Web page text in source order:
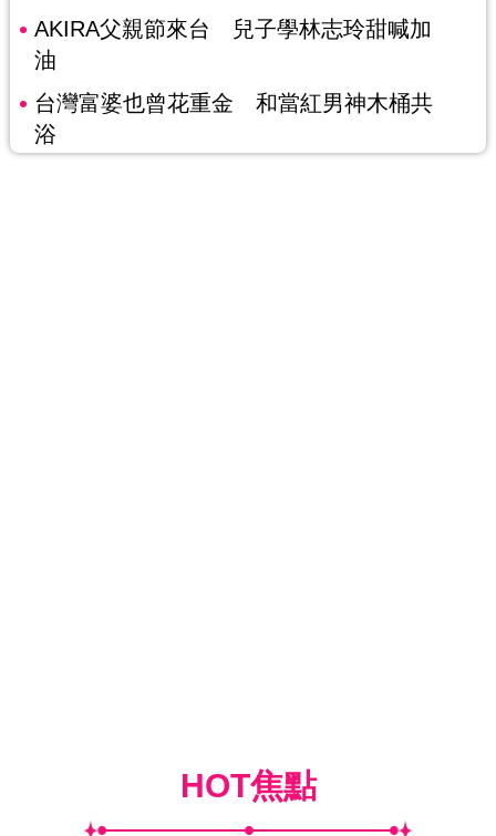
AKIRA父親節來台 兒子學林志玲甜喊加
油
台灣富婆也曾花重金 和當紅男神木桶共
浴
HOT焦點